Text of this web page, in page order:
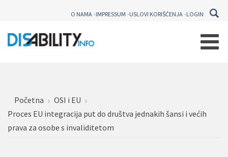
O NAMA IMPRESSUM USLOVI KORIŠĆENJA LOGIN
Početna
OSI i EU
Proces EU integracija put do društva jednakih šansi i većih
prava za osobe s invaliditetom